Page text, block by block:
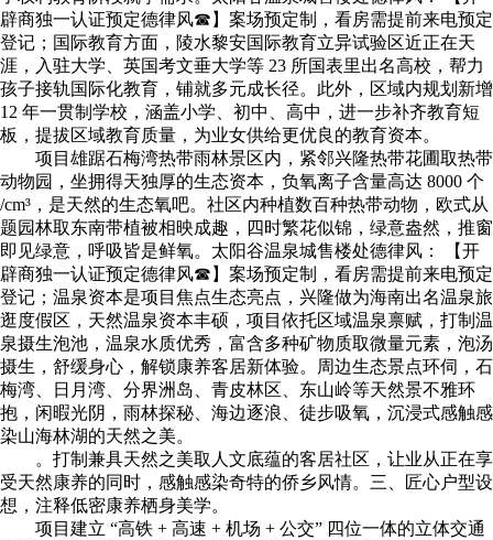
辟商独一认证预定德律风☎】案场预定制，看房需提前来电预定
登记；国际教育方面，陵水黎安国际教育立异试验区近正在天
涯，入驻大学、英国考文垂大学等 23 所国表里出名高校，帮力
孩子接轨国际化教育，铺就多元成长径。此外，区域内规划新增
12 年一贯制学校，涵盖小学、初中、高中，进一步补齐教育短
板，提拔区域教育质量，为业女供给更优良的教育资本。
项目雄踞石梅湾热带雨林景区内，紧邻兴隆热带花圃取热带
动物园，坐拥得天独厚的生态资本，负氧离子含量高达 8000 个
/cm³，是天然的生态氧吧。社区内种植数百种热带动物，欧式从
题园林取东南带植被相映成趣，四时繁花似锦，绿意盎然，推窗
即见绿意，呼吸皆是鲜氧。太阳谷温泉城售楼处德律风： 【开
辟商独一认证预定德律风☎】案场预定制，看房需提前来电预定
登记；温泉资本是项目焦点生态亮点，兴隆做为海南出名温泉旅
逛度假区，天然温泉资本丰硕，项目依托区域温泉禀赋，打制温
泉摄生泡池，温泉水质优秀，富含多种矿物质取微量元素，泡汤
摄生，舒缓身心，解锁康养客居新体验。周边生态景点环伺，石
梅湾、日月湾、分界洲岛、青皮林区、东山岭等天然景不雅环
抱，闲暇光阴，雨林探秘、海边逐浪、徒步吸氧，沉浸式感触感
染山海林湖的天然之美。
。打制兼具天然之美取人文底蕴的客居社区，让业从正在享
受天然康养的同时，感触感染奇特的侨乡风情。三、匠心户型设
想，注释低密康养栖身美学。
项目建立 “高铁 + 高速 + 机场 + 公交” 四位一体的立体交通